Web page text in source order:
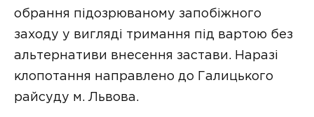
обрання підозрюваному запобіжного
заходу у вигляді тримання під вартою без
альтернативи внесення застави. Наразі
клопотання направлено до Галицького
райсуду м. Львова.